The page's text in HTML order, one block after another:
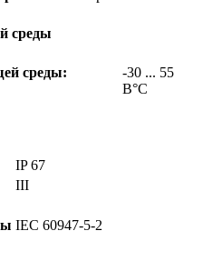
среды
среды:
-30 ... 55
В°C
IP 67
III
IEC 60947-5-2